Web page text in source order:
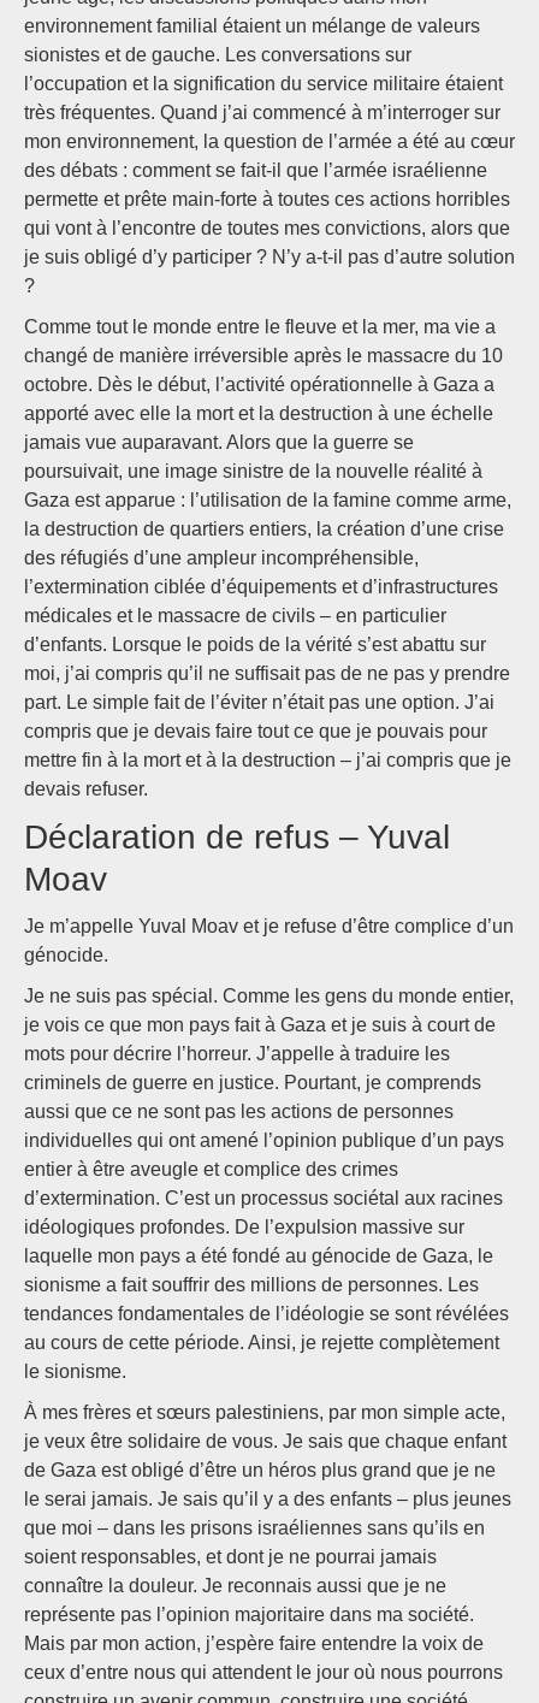
environnement familial étaient un mélange de valeurs
sionistes et de gauche. Les conversations sur
l’occupation et la signification du service militaire étaient
très fréquentes. Quand j’ai commencé à m’interroger sur
mon environnement, la question de l’armée a été au cœur
des débats : comment se fait-il que l’armée israélienne
permette et prête main-forte à toutes ces actions horribles
qui vont à l’encontre de toutes mes convictions, alors que
je suis obligé d’y participer ? N’y a-t-il pas d’autre solution
?
Comme tout le monde entre le fleuve et la mer, ma vie a
changé de manière irréversible après le massacre du 10
octobre. Dès le début, l’activité opérationnelle à Gaza a
apporté avec elle la mort et la destruction à une échelle
jamais vue auparavant. Alors que la guerre se
poursuivait, une image sinistre de la nouvelle réalité à
Gaza est apparue : l’utilisation de la famine comme arme,
la destruction de quartiers entiers, la création d’une crise
des réfugiés d’une ampleur incompréhensible,
l’extermination ciblée d’équipements et d’infrastructures
médicales et le massacre de civils – en particulier
d’enfants. Lorsque le poids de la vérité s’est abattu sur
moi, j’ai compris qu’il ne suffisait pas de ne pas y prendre
part. Le simple fait de l’éviter n’était pas une option. J’ai
compris que je devais faire tout ce que je pouvais pour
mettre fin à la mort et à la destruction – j’ai compris que je
devais refuser.
Déclaration de refus – Yuval
Moav
Je m’appelle Yuval Moav et je refuse d’être complice d’un
génocide.
Je ne suis pas spécial. Comme les gens du monde entier,
je vois ce que mon pays fait à Gaza et je suis à court de
mots pour décrire l’horreur. J’appelle à traduire les
criminels de guerre en justice. Pourtant, je comprends
aussi que ce ne sont pas les actions de personnes
individuelles qui ont amené l’opinion publique d’un pays
entier à être aveugle et complice des crimes
d’extermination. C’est un processus sociétal aux racines
idéologiques profondes. De l’expulsion massive sur
laquelle mon pays a été fondé au génocide de Gaza, le
sionisme a fait souffrir des millions de personnes. Les
tendances fondamentales de l’idéologie se sont révélées
au cours de cette période. Ainsi, je rejette complètement
le sionisme.
À mes frères et sœurs palestiniens, par mon simple acte,
je veux être solidaire de vous. Je sais que chaque enfant
de Gaza est obligé d’être un héros plus grand que je ne
le serai jamais. Je sais qu’il y a des enfants – plus jeunes
que moi – dans les prisons israéliennes sans qu’ils en
soient responsables, et dont je ne pourrai jamais
connaître la douleur. Je reconnais aussi que je ne
représente pas l’opinion majoritaire dans ma société.
Mais par mon action, j’espère faire entendre la voix de
ceux d’entre nous qui attendent le jour où nous pourrons